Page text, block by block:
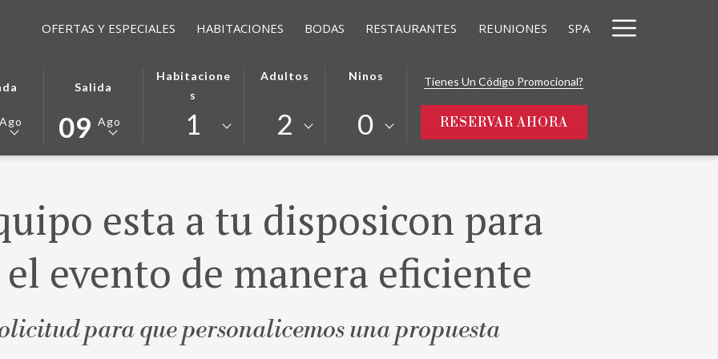
OFERTAS Y ESPECIALES HABITACIONES BODAS RESTAURANTES REUNIONES SPA Menu
Ago
Salida
BOTÓN
EL
FECHA
SALIDA
FECHA
SALIDA
2026.
09 Ago
Habitacione
S
1
Adultos
2
Ninos
0
Tienes Un Código Promocional?
RESERVAR AHORA
esta a tu disposicon para
evento de manera eficiente
para que personalicemos una propuesta